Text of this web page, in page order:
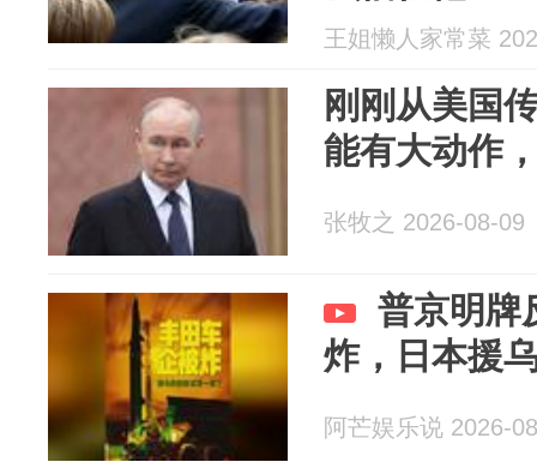
王姐懒人家常菜
刚刚从美国
能有大动作
张牧之 2026-08-09
普京明牌
炸，日本援
阿芒娱乐说 2026-